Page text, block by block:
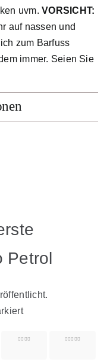
uvm.VORSICHT:
auf nassen und
zum Barfuss
immer. Seien Sie
Petrol
4 von
5 von